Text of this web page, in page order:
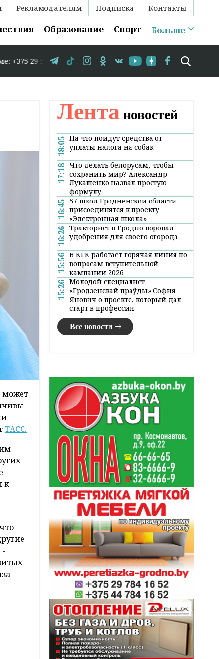
Рекламодателям Подписка Контакты
Образование Спорт Больше
35-86 // В Гродно временно закрывается
может
ТАСС.
к
-
Лента новостей
18:05 На что пойдут средства от
уплаты налога на собак
17:18 Что делать белорусам, чтобы
сохранить мир? Александр
Лукашенко назвал простую
формулу
16:45
57 школ Гродненской области
присоединятся к проекту
«Электронная школа»
16:26 Тракторист в Гродно воровал
удобрения для своего огорода
15:56 В КГК работает горячая линия по
вопросам вступительной
кампании 2026
15:26 Молодой специалист
«Гродзенскай праўды» София
Янович о проекте, который дал
старт в профессии
Все новости